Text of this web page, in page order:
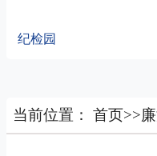
纪检园
当前位置： 首页>>